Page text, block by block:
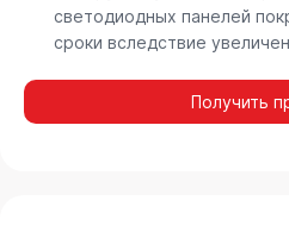
светодиодных панелей
сроки вследствие
Получить